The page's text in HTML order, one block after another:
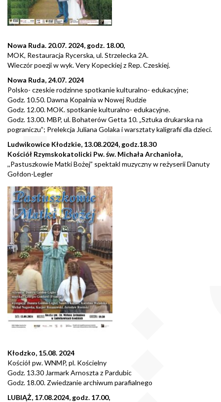
Nowa Ruda. 20.07. 2024, godz. 18.00,
MOK, Restauracja Rycerska, ul. Strzelecka 2A.
Wieczór poezji w wyk. Very Kopeckiej z Rep. Czeskiej.
Nowa Ruda, 24.07. 2024
Polsko- czeskie rodzinne spotkanie kulturalno- edukacyjne;
Godz. 10.50. Dawna Kopalnia w Nowej Rudzie
Godz. 12.00. MOK. spotkanie kulturalno- edukacyjne.
Godz. 13.00. MBP, ul. Bohaterów Getta 10. „Sztuka drukarska na
pograniczu”; Prelekcja Juliana Golaka i warsztaty kaligrafii dla dzieci.
Ludwikowice Kłodzkie, 13.08.2024, godz.18.30
Kościół Rzymskokatolicki Pw. św. Michała Archanioła,
,,Pastuszkowie Matki Bożej” spektakl muzyczny w reżyseriiDanuty
Gołdon-Legler
Kłodzko, 15.08. 2024
Kościół pw. WNMP, pl. Kościelny
Godz. 13.30 Jarmark Arnoszta z Pardubic
Godz. 18.00. Zwiedzanie archiwum parafialnego
LUBIĄŻ, 17.08.2024, godz. 17.00,